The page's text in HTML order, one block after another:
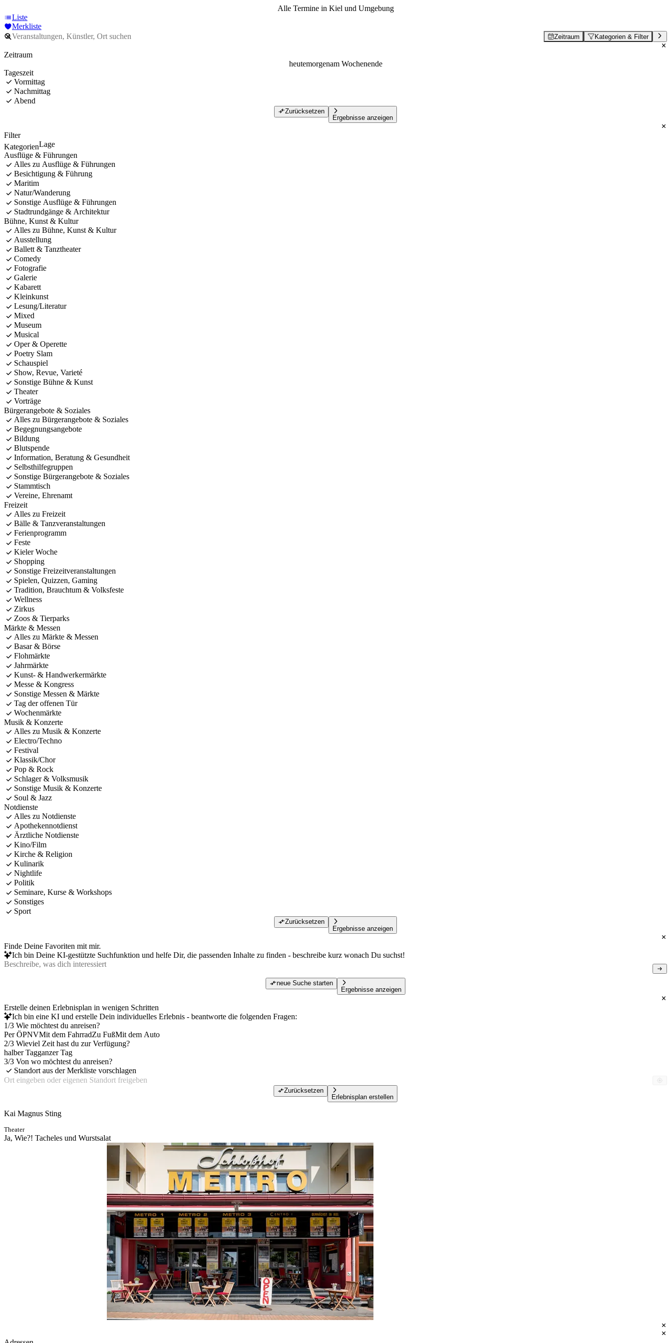
Alle Termine in Kiel und Umgebung
Liste
Merkliste
Zeitraum Kategorien & Filter
Zeitraum
heutemorgenam Wochenende
Tageszeit
Vormittag
Nachmittag
Abend
Zurücksetzen
Ergebnisse anzeigen
Filter
KategorienLage
Ausflüge & Führungen
Alles zu Ausflüge & Führungen
Besichtigung & Führung
Maritim
Natur/Wanderung
Sonstige Ausflüge & Führungen
Stadtrundgänge & Architektur
Bühne, Kunst & Kultur
Alles zu Bühne, Kunst & Kultur
Ausstellung
Ballett & Tanztheater
Comedy
Fotografie
Galerie
Kabarett
Kleinkunst
Lesung/Literatur
Mixed
Museum
Musical
Oper & Operette
Poetry Slam
Schauspiel
Show, Revue, Varieté
Sonstige Bühne & Kunst
Theater
Vorträge
Bürgerangebote & Soziales
Alles zu Bürgerangebote & Soziales
Begegnungsangebote
Bildung
Blutspende
Information, Beratung & Gesundheit
Selbsthilfegruppen
Sonstige Bürgerangebote & Soziales
Stammtisch
Vereine, Ehrenamt
Freizeit
Alles zu Freizeit
Bälle & Tanzveranstaltungen
Ferienprogramm
Feste
Kieler Woche
Shopping
Sonstige Freizeitveranstaltungen
Spielen, Quizzen, Gaming
Tradition, Brauchtum & Volksfeste
Wellness
Zirkus
Zoos & Tierparks
Märkte & Messen
Alles zu Märkte & Messen
Basar & Börse
Flohmärkte
Jahrmärkte
Kunst- & Handwerkermärkte
Messe & Kongress
Sonstige Messen & Märkte
Tag der offenen Tür
Wochenmärkte
Musik & Konzerte
Alles zu Musik & Konzerte
Electro/Techno
Festival
Klassik/Chor
Pop & Rock
Schlager & Volksmusik
Sonstige Musik & Konzerte
Soul & Jazz
Notdienste
Alles zu Notdienste
Apothekennotdienst
Ärztliche Notdienste
Kino/Film
Kirche & Religion
Kulinarik
Nightlife
Politik
Seminare, Kurse & Workshops
Sonstiges
Sport
Zurücksetzen
Ergebnisse anzeigen
Finde Deine Favoriten mit mir.
Ich bin Deine KI-gestützte Suchfunktion und helfe Dir, die passenden Inhalte zu finden - beschreibe kurz wonach Du suchst!
neue Suche starten
Ergebnisse anzeigen
Erstelle deinen Erlebnisplan in wenigen Schritten
Ich bin eine KI und erstelle Dein individuelles Erlebnis - beantworte die folgenden Fragen:
1/3 Wie möchtest du anreisen?
Per ÖPNVMit dem FahrradZu FußMit dem Auto
2/3 Wieviel Zeit hast du zur Verfügung?
halber Tagganzer Tag
3/3 Von wo möchtest du anreisen?
Standort aus der Merkliste vorschlagen
Zurücksetzen
Erlebnisplan erstellen
Kai Magnus Sting
Theater
Ja, Wie?! Tacheles und Wurstsalat